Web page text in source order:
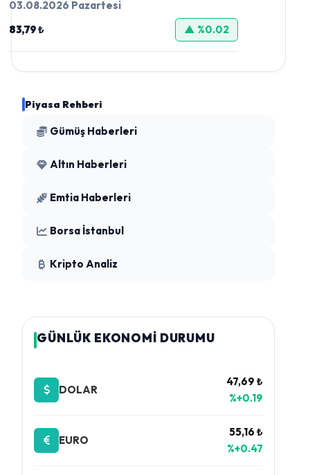
03.08.2026 Pazartesi
83,79 ₺
▲ %0.02
Piyasa Rehberi
Gümüş Haberleri
Altın Haberleri
Emtia Haberleri
Borsa İstanbul
Kripto Analiz
GÜNLÜK EKONOMİ DURUMU
DOLAR
47,69 ₺
%+0.19
EURO
55,16 ₺
%+0.47